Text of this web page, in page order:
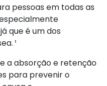
pessoas em todas as
que é um dos
¹
a absorção e retenção
para prevenir o